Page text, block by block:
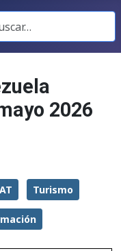
Gacetas
2026
Turismo